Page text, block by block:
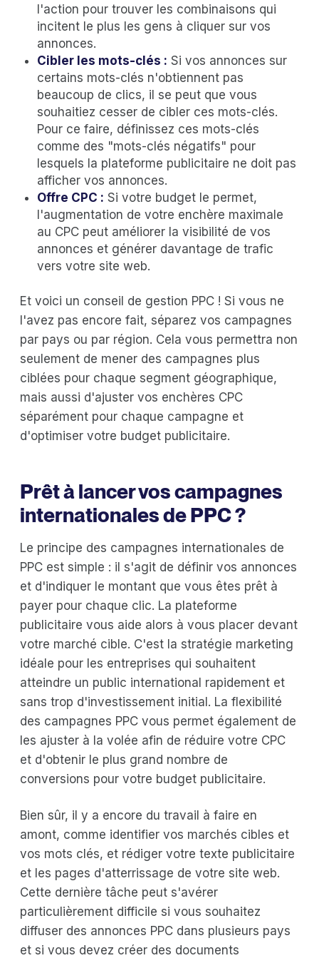
l'action pour trouver les combinaisons qui
incitent le plus les gens à cliquer sur vos
annonces.
Cibler les mots-clés : Si vos annonces sur
certains mots-clés n'obtiennent pas
beaucoup de clics, il se peut que vous
souhaitiez cesser de cibler ces mots-clés.
Pour ce faire, définissez ces mots-clés
comme des "mots-clés négatifs" pour
lesquels la plateforme publicitaire ne doit pas
afficher vos annonces.
Offre CPC : Si votre budget le permet,
l'augmentation de votre enchère maximale
au CPC peut améliorer la visibilité de vos
annonces et générer davantage de trafic
vers votre site web.
Et voici un conseil de gestion PPC ! Si vous ne
l'avez pas encore fait, séparez vos campagnes
par pays ou par région. Cela vous permettra non
seulement de mener des campagnes plus
ciblées pour chaque segment géographique,
mais aussi d'ajuster vos enchères CPC
séparément pour chaque campagne et
d'optimiser votre budget publicitaire.
Prêt à lancer vos campagnes
internationales de PPC ?
Le principe des campagnes internationales de
PPC est simple : il s'agit de définir vos annonces
et d'indiquer le montant que vous êtes prêt à
payer pour chaque clic. La plateforme
publicitaire vous aide alors à vous placer devant
votre marché cible. C'est la stratégie marketing
idéale pour les entreprises qui souhaitent
atteindre un public international rapidement et
sans trop d'investissement initial. La flexibilité
des campagnes PPC vous permet également de
les ajuster à la volée afin de réduire votre CPC
et d'obtenir le plus grand nombre de
conversions pour votre budget publicitaire.
Bien sûr, il y a encore du travail à faire en
amont, comme identifier vos marchés cibles et
vos mots clés, et rédiger votre texte publicitaire
et les pages d'atterrissage de votre site web.
Cette dernière tâche peut s'avérer
particulièrement difficile si vous souhaitez
diffuser des annonces PPC dans plusieurs pays
et si vous devez créer des documents